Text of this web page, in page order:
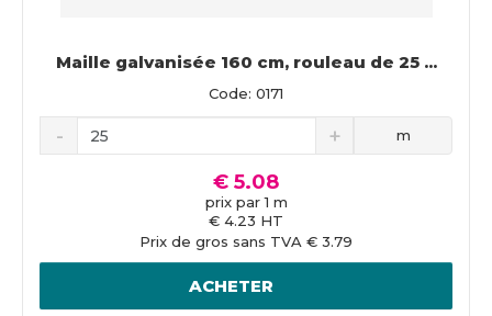
Maille galvanisée 160 cm, rouleau de 25 ...
Code: 0171
€ 5.08
prix par 1 m
€ 4.23 HT
Prix de gros sans TVA € 3.79
m
ACHETER